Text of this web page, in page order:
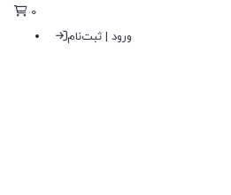
0
ورود | ثبت‌نام